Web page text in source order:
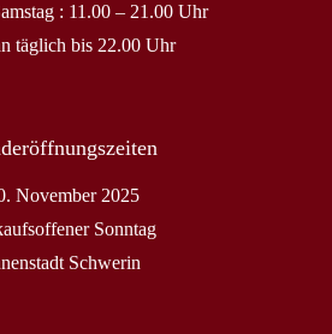
: 11.00 – 21.00 Uhr
täglich bis 22.00 Uhr
November 2025
Sonntag
Schwerin